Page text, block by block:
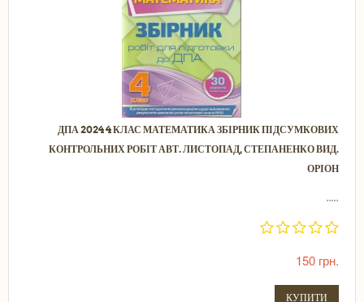
ДПА 2024 4 КЛАС МАТЕМАТИКА ЗБІРНИК ПІДСУМКОВИХ
КОНТРОЛЬНИХ РОБІТ АВТ. ЛИСТОПАД, СТЕПАНЕНКО ВИД.
ОРІОН
.....
150 грн.
КУПИТИ